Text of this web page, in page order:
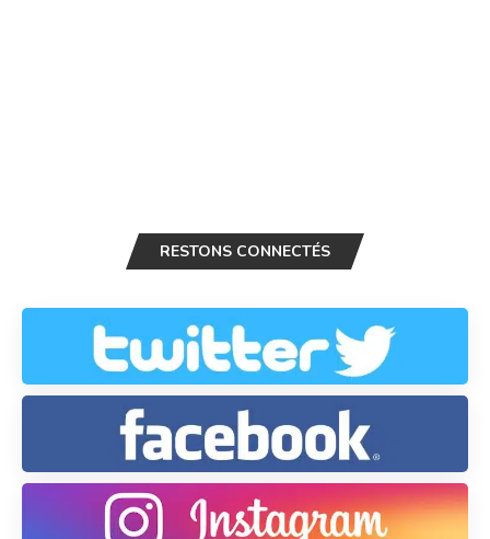
RESTONS CONNECTÉS